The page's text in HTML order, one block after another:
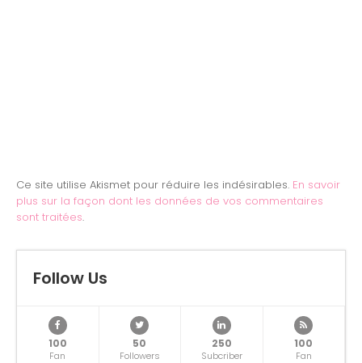
Ce site utilise Akismet pour réduire les indésirables. En savoir
plus sur la façon dont les données de vos commentaires
sont traitées.
Follow Us
100
Fan
50
Followers
250
Subcriber
100
Fan